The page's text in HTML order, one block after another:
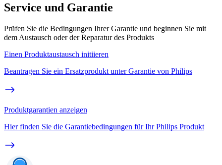
Service und Garantie
Prüfen Sie die Bedingungen Ihrer Garantie und beginnen Sie mit
dem Austausch oder der Reparatur des Produkts
Einen Produktaustausch initiieren
Beantragen Sie ein Ersatzprodukt unter Garantie von Philips
Produktgarantien anzeigen
Hier finden Sie die Garantiebedingungen für Ihr Philips Produkt